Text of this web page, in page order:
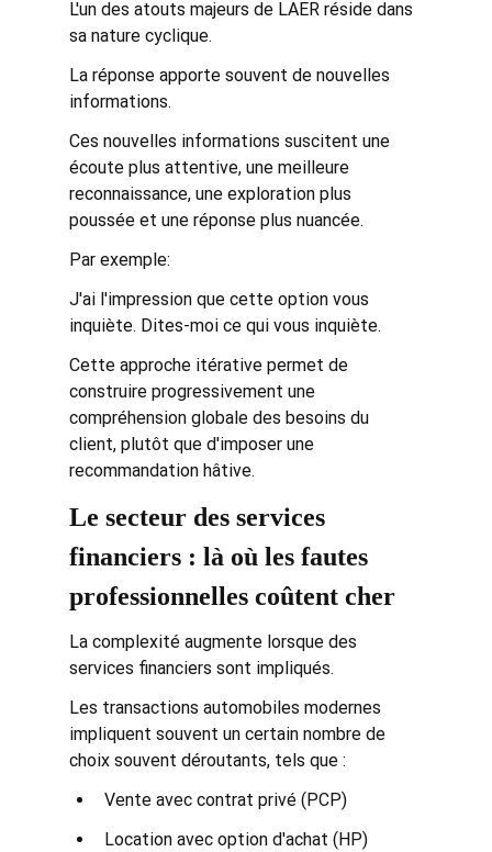
L'un des atouts majeurs de LAER réside dans
sa nature cyclique.
La réponse apporte souvent de nouvelles
informations.
Ces nouvelles informations suscitent une
écoute plus attentive, une meilleure
reconnaissance, une exploration plus
poussée et une réponse plus nuancée.
Par exemple:
J'ai l'impression que cette option vous
inquiète. Dites-moi ce qui vous inquiète.
Cette approche itérative permet de
construire progressivement une
compréhension globale des besoins du
client, plutôt que d'imposer une
recommandation hâtive.
Le secteur des services
financiers : là où les fautes
professionnelles coûtent cher
La complexité augmente lorsque des
services financiers sont impliqués.
Les transactions automobiles modernes
impliquent souvent un certain nombre de
choix souvent déroutants, tels que :
Vente avec contrat privé (PCP)
Location avec option d'achat (HP)